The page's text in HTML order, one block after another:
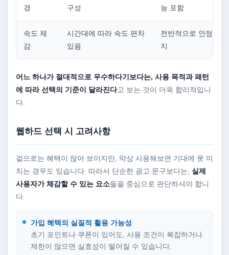
경
구성
능 포함
속도 체
감
시간대에 따라 속도 편차
있음
전반적으로 안정적인
지
어느 하나가 절대적으로 우수하다기보다는, 사용 목적과 패턴
에 따라 선택의 기준이 달라진다고 보는 것이 더욱 합리적입니
다.
웹하드 선택 시 고려사항
겉으로는 혜택이 많아 보이지만, 막상 사용해보면 기대에 못 미
치는 경우도 있습니다. 따라서 단순한 광고 문구보다는, 실제
사용자가 체감할 수 있는 요소들을 중심으로 판단하셔야 합니
다.
가입 혜택의 실질적 활용 가능성
초기 포인트나 쿠폰이 있어도, 사용 조건이 복잡하거나
제한이 많으면 실효성이 떨어질 수 있습니다.